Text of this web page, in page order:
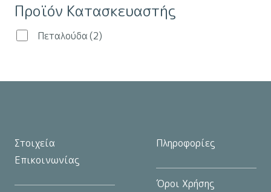
να
επιλεγούν
του
Προϊόν Κατασκευαστής
Πεταλούδα(2)
Στοιχεία
Επικοινωνίας
Πληροφορίες
Όροι Χρήσης